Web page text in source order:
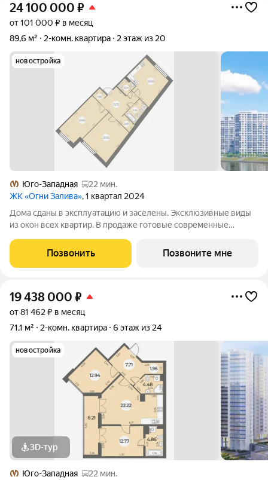
24 100 000 ₽
от 101 000 ₽ в месяц
89,6 м²
2-комн. квартира 2 этаж из 20
новостройка
Юго-Западная
22 мин.
ЖК «Огни Залива», 1 квартал 2024
Дома сданы в эксплуатацию и заселены. Эксклюзивные виды
из окон всех квартир. В продаже готовые современные
Залива» по адресу: ул. Маршала Захарова, дом 8, стр.1 и дом 10,
стр. 1. 3-5 квартир на
Позвонить Позвоните мне
19 438 000 ₽
от 81 462 ₽ в месяц
71,1 м²
2-комн. квартира 6 этаж из 24
новостройка
3D-тур
Юго-Западная
22 мин.